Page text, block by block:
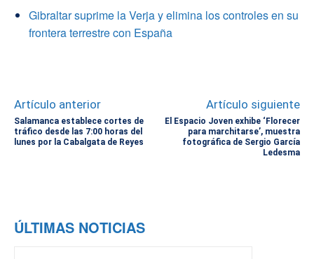
Gibraltar suprime la Verja y elimina los controles en su
frontera terrestre con España
Artículo anterior
Salamanca establece cortes de
tráfico desde las 7:00 horas del
lunes por la Cabalgata de Reyes
Artículo siguiente
El Espacio Joven exhibe ‘Florecer
para marchitarse’, muestra
fotográfica de Sergio García
Ledesma
ÚLTIMAS NOTICIAS